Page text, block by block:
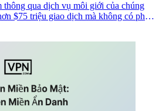
thông qua dịch vụ môi giới của chúng
$75 triệu giao dịch mà không có phí